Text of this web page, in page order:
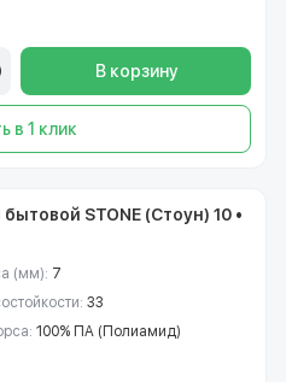
В корзину
в 1 клик
STONE (Стоун) 10 •
(мм): 7
33
100% ПА (Полиамид)